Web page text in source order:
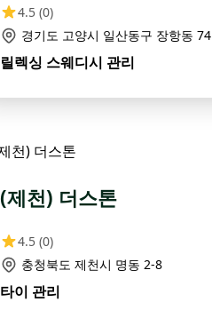
4.5 (0)
경기도 고양시 일산동구 장항동
릴렉싱 스웨디시 관리
(제천) 더스톤
4.5 (0)
충청북도 제천시 명동 2-8
타이 관리